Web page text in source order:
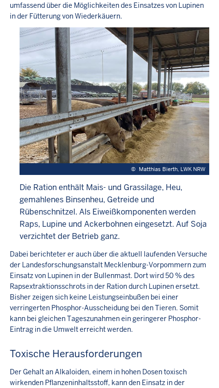
umfassend über die Möglichkeiten des Einsatzes von Lupinen
in der Fütterung von Wiederkäuern.
© Matthias Bierth, LWK NRW
Die Ration enthält Mais- und Grassilage, Heu,
gemahlenes Binsenheu, Getreide und
Rübenschnitzel. Als Eiweißkomponenten werden
Raps, Lupine und Ackerbohnen eingesetzt. Auf Soja
verzichtet der Betrieb ganz.
Dabei berichteter er auch über die aktuell laufenden Versuche
der Landesforschungsanstalt Mecklenburg-Vorpommern zum
Einsatz von Lupinen in der Bullenmast. Dort wird 50 % des
Rapsextraktionsschrots in der Ration durch Lupinen ersetzt.
Bisher zeigen sich keine Leistungseinbußen bei einer
verringerten Phosphor-Ausscheidung bei den Tieren. Somit
kann bei gleichen Tageszunahmen ein geringerer Phosphor-
Eintrag in die Umwelt erreicht werden.
Toxische Herausforderungen
Der Gehalt an Alkaloiden, einem in hohen Dosen toxisch
wirkenden Pflanzeninhaltsstoff, kann den Einsatz in der